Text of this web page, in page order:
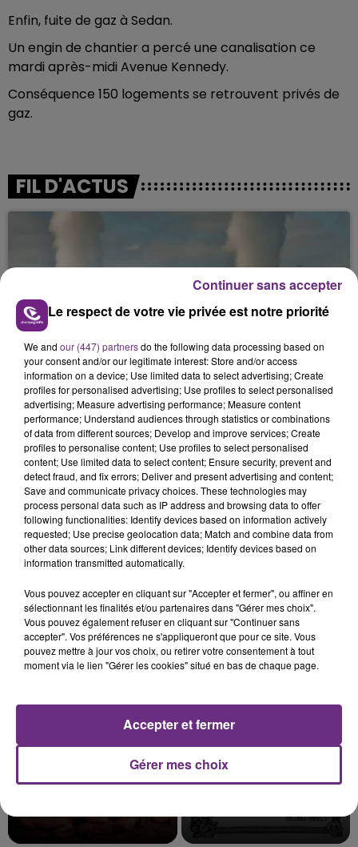
Enfin, fuite de gaz à Sedan.
Un engin de chantier a percé une canalisation ce
mardi après-midi Avenue Kennedy.
Conséquence 150 logements se retrouvent privés de
gaz.
FIL D'ACTUS
LA CENTRALE NUCLÉAIRE DE CHOOZ
TOUJOURS À L'ARRÊT
Cela fait déjà une semaine que la centrale
nucléaire ardennaise est à l'arrêt. Une situation
justifiée par la sécheresse intense qui est toujours
présente.
LE MAGASIN JOUÉCLUB DE REIMS FERME
C'était l'une des institutions du centre-ville
rémois. Le magasin JouéClub est contraint de
fermer ses portes.
TITRES DIFFUSÉS
Le respect de votre vie privée est notre priorité
We and our (447) partnersdo the following data processing based on
your consent and/or our legitimate interest: Store and/or access
information on a device; Use limited data to select advertising; Create
profiles for personalised advertising; Use profiles to select personalised
advertising; Measure advertising performance; Measure content
performance; Understand audiences through statistics or combinations
of data from different sources; Develop and improve services; Create
profiles to personalise content; Use profiles to select personalised
content; Use limited data to select content; Ensure security, prevent and
detect fraud, and fix errors; Deliver and present advertising and content;
Save and communicate privacy choices. These technologies may
process personal data such as IP address and browsing data to offer
following functionalities: Identify devices based on information actively
requested; Use precise geolocation data; Match and combine data from
other data sources; Link different devices; Identify devices based on
information transmitted automatically.
Vous pouvez accepter en cliquant sur "Accepter et fermer", ou affiner en
sélectionnant les finalités et/ou partenaires dans "Gérer mes choix".
Vous pouvez également refuser en cliquant sur "Continuer sans
accepter". Vos préférences ne s'appliqueront que pour ce site. Vous
pouvez mettre à jour vos choix, ou retirer votre consentement à tout
moment via le lien "Gérer les cookies" situé en bas de chaque page.
Gérer mes choix
Accepter et fermer
Continuer sans accepter